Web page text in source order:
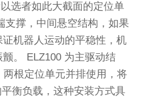
选者如此大截面的定位单
支撑，中间悬空结构，如果
机器人运动的平稳性，机
。 ELZ100 为主驱动结
根定位单元并排使用，将
衡负载，这种安装方式具